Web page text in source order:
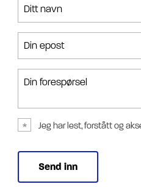
Ditt navn
Din epost
Din forespørsel
Jeg har lest, forstått og